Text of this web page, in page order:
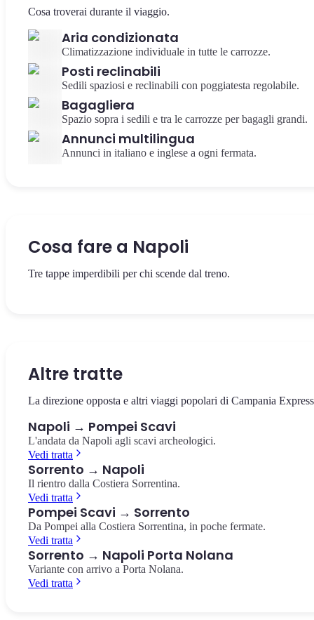
Cosa troverai durante il viaggio.
Aria condizionata
Climatizzazione individuale in tutte le carrozze.
Posti reclinabili
Sedili spaziosi e reclinabili con poggiatesta regolabile.
Bagagliera
Spazio sopra i sedili e tra le carrozze per bagagli grandi.
Annunci multilingua
Annunci in italiano e inglese a ogni fermata.
Cosa fare a Napoli
Tre tappe imperdibili per chi scende dal treno.
Altre tratte
La direzione opposta e altri viaggi popolari di Campania
Napoli → Pompei Scavi
L'andata da Napoli agli scavi archeologici.
Vedi tratta
Sorrento → Napoli
Il rientro dalla Costiera Sorrentina.
Vedi tratta
Pompei Scavi → Sorrento
Da Pompei alla Costiera Sorrentina, in poche fermate.
Vedi tratta
Sorrento → Napoli Porta Nolana
Variante con arrivo a Porta Nolana.
Vedi tratta